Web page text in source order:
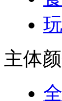
主体颜